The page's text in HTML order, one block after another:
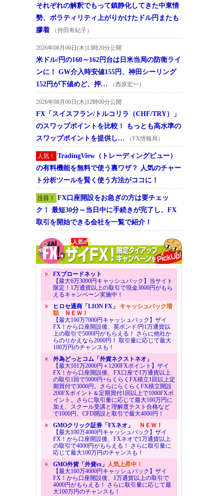
それぞれの解釈でもって鎮静化してきた中東情
勢、ボラティリティ上がりかけたドル円またも
膠着
（持田有紀子）
2026年08月06日(木)13時20分公開
米ドル/円の160～162円台は日米当局の防衛ライ
ンに！ GW介入時安値155円、神田シーリング
152円が下値めど、押…
（西原宏一）
2026年08月06日(木)12時00分公開
FX「スイスフラン/トルコリラ（CHF/TRY）」
のスワップポイントを比較！ もっとも高水準の
スワップポイントを提供し…
（FX情報局）
人気！
TradingView（トレーディングビュー）
の有料機能を無料で使う裏ワザ？ 人気のチャー
ト分析ツールを賢く使う方法がココに！
注目！
FX口座開設をお急ぎの方は要チェッ
ク！ 最短30分～当日中に手続きが完了し、FX
取引を開始できる会社を一覧で紹介！
FXブロードネット
【最大6万3000円キャッシュバック】当サイト
限定！1万通貨以上の取引で現金3000円がもら
えるキャンペーン実施中！
ヒロセ通商「LION FX」 キャッシュバック増
額ＮＥＷ！
【最大100万7000円キャッシュバック】ザイ
FX！から口座開設後、英ポンド/円1万通貨以
上の取引で5000円がもらえる！ さらに他社か
らのりかえなら2000円！ 取引量に応じて最大
100万円のチャンスも！
外為どっとコム「外貨ネクストネオ」
【最大101万2000円＋1200FXポイント】ザイ
FX！から口座開設後、FX口座で1万通貨以上
の取引1回で5000円+らくらくFX積立1回以上定
期買付で3000円。さらにらくらくFX積立開設
200FXポイント＆定期買付1回以上で1000FXポ
イント。さらに取引量に応じて最大100万円に
加え、スクール受講と理解度テスト合格など
で1000円、CFD開設と取引で最大4000円！
GMOクリック証券「FXネオ」
ＮＥＷ！
【最大100万4000円キャッシュバック】ザイ
FX！から口座開設後、FXネオで1万通貨以上
の取引で4000円がもらえる！ さらに取引量に
応じて最大100万円のチャンスも！
GMO外貨「外貨ex」 人気上昇中！
【最大100万4000円キャッシュバック】ザイ
FX！から口座開設後、1万通貨以上の取引で
4000円がもらえる！ さらに取引量に応じて最
大100万円のチャンスも！